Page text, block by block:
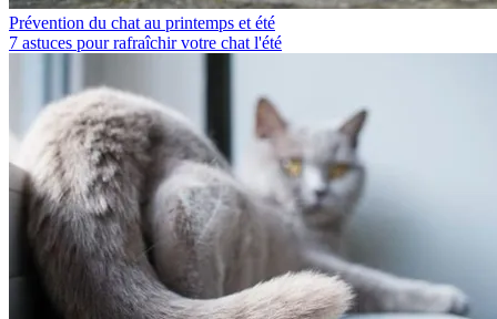
Prévention du chat au printemps et été
7 astuces pour rafraîchir votre chat l'été